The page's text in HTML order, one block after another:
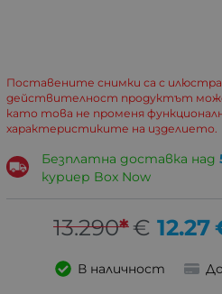
Поставените снимки са с
действителност продуктът
като това не променя
характеристиките на изделието.
Безплатна доставка над
куриер Box Now
13.290*€ 12.27
В наличност